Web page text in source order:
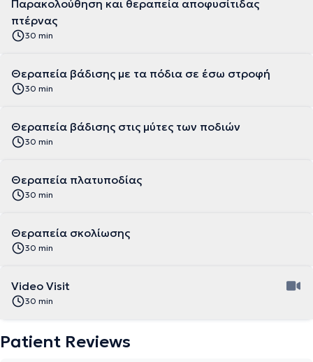
Παρακολούθηση και θεραπεία αποφυσίτιδας
πτέρνας
30 min
Θεραπεία βάδισης με τα πόδια σε έσω στροφή
30 min
Θεραπεία βάδισης στις μύτες των ποδιών
30 min
Θεραπεία πλατυποδίας
30 min
Θεραπεία σκολίωσης
30 min
Video Visit
30 min
Patient Reviews